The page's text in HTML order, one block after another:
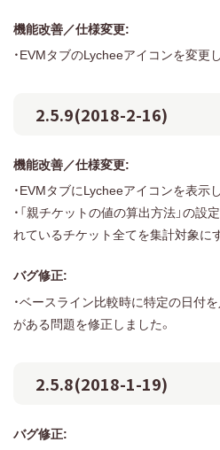
機能改善／仕様変更:
・EVMタブのLycheeアイコンを変更
2.5.9(2018-2-16)
機能改善／仕様変更:
・EVMタブにLycheeアイコンを表示
・「親チケットの値の算出方法」の設
れているチケット全てを集計対象に
バグ修正:
・ベースライン比較時に特定の日付
がある問題を修正しました。
2.5.8(2018-1-19)
バグ修正: